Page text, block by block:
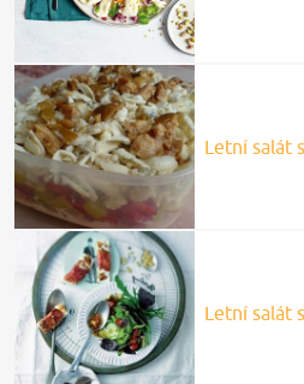
Letní salát
Letní salát